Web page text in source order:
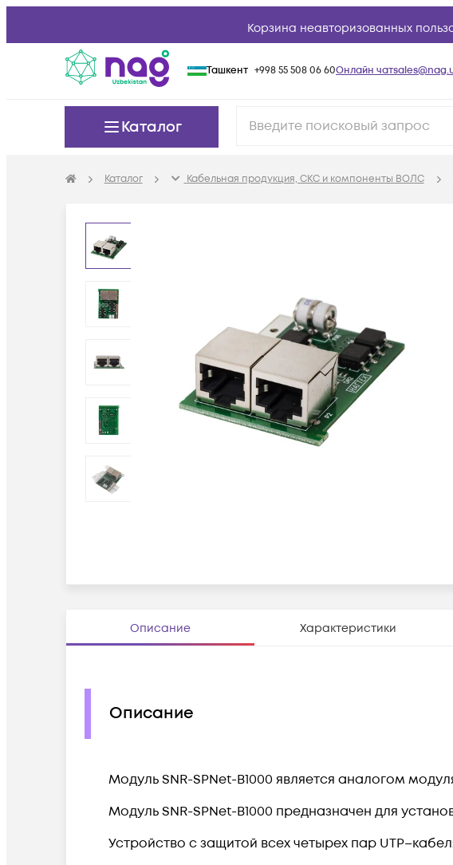
Корзина неавторизованных
Ташкент +998 55 508 06 60Онлайн чат
Каталог
Каталог Кабельная продукция, СКС и компоненты ВОЛС
Описание Характеристики
Описание
Модуль SNR-SPNet-B1000 является аналогом
Модуль SNR-SPNet-B1000 предназначен для
Устройство с защитой всех четырех пар